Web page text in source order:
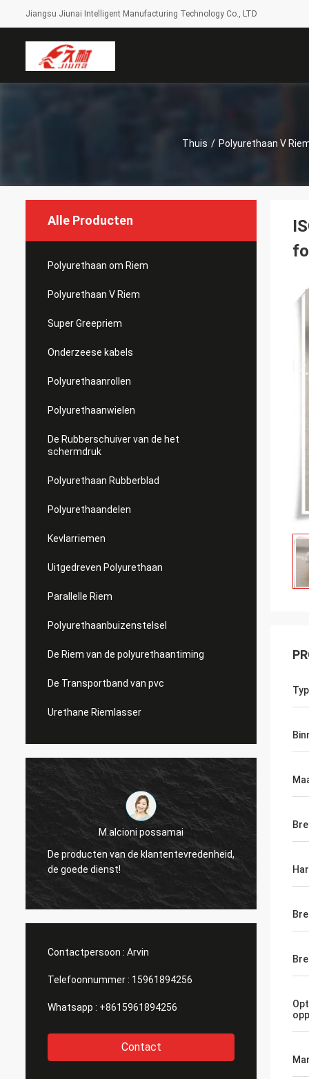
Jiangsu Jiunai Intelligent Manufacturing Technology Co., LTD
Thuis / Polyurethaan V
Alle Producten
Polyurethaan om Riem
Polyurethaan V Riem
Super Greepriem
Onderzeese kabels
Polyurethaanrollen
Polyurethaanwielen
De Rubberschuiver van de het
schermdruk
Polyurethaan Rubberblad
Polyurethaandelen
Kevlarriemen
Uitgedreven Polyurethaan
Parallelle Riem
Polyurethaanbuizenstelsel
De Riem van de polyurethaantiming
De Transportband van pvc
Urethane Riemlasser
M.alcioni possamai
De producten van de klantentevredenheid,
de goede dienst!
van de
Contactpersoon : Arvin
Telefoonnummer : 15961894256
Whatsapp : +8615961894256
Contact